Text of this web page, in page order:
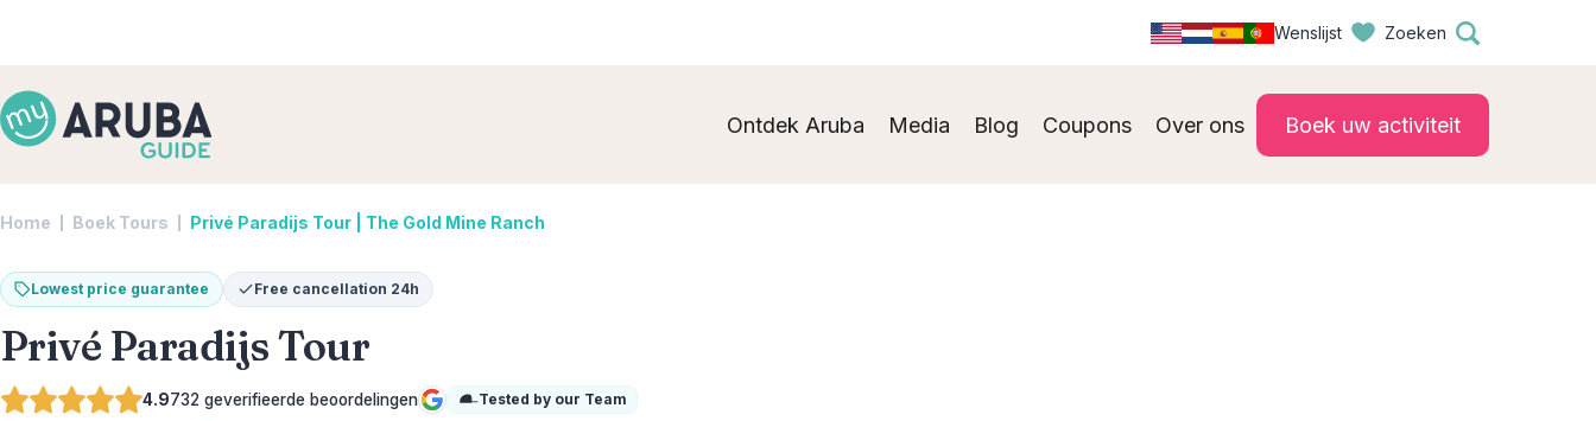
Wenslijst Zoeken
Ontdek Aruba Media Blog Coupons Over ons Boek uw activiteit
Home Boek Tours Privé Paradijs Tour | The Gold Mine Ranch
Lowest price guarantee Free cancellation 24h
Privé Paradijs Tour
4.9732 geverifieerde beoordelingen
Google
Tested by our Team